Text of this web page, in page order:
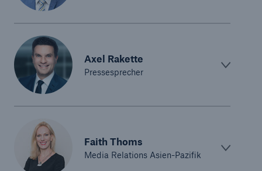
Axel Rakette
Pressesprecher
Faith Thoms
Media Relations Asien-Pazifik